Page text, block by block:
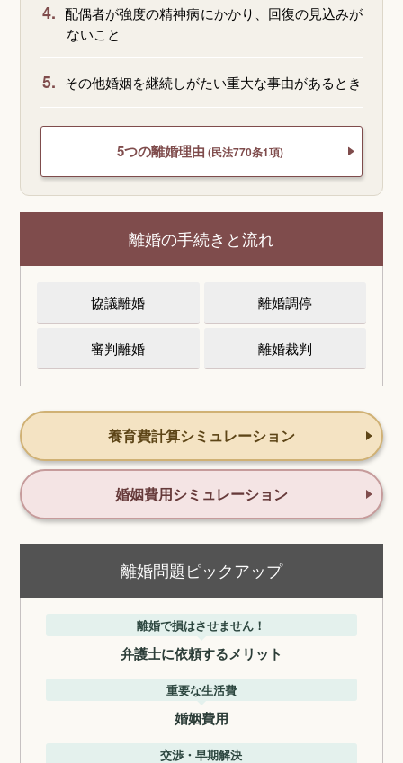
4. 配偶者が強度の精神病にかかり、回復の見込みが
ないこと
5. その他婚姻を継続しがたい重大な事由があるとき
5つの離婚理由 (民法770条1項)
離婚の手続きと流れ
協議離婚 離婚調停
審判離婚 離婚裁判
養育費計算シミュレーション
婚姻費用シミュレーション
離婚問題ピックアップ
離婚で損はさせません！
弁護士に依頼するメリット
重要な生活費
婚姻費用
交渉・早期解決